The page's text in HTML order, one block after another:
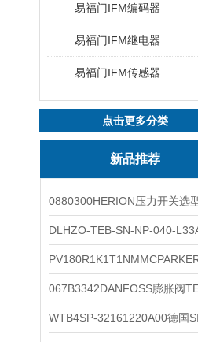
易福门IFM编码器
易福门IFM继电器
易福门IFM传感器
点击更多分类
新品推荐